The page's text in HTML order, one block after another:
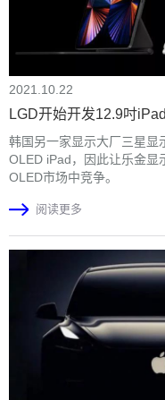
2021.10.22
LGD开始开发12.9吋
韩国另一家显示大厂三星显
OLED iPad，因此让乐金显
OLED市场中竞争。
阅读更多